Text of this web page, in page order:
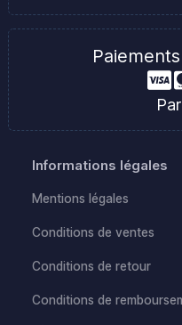
Informations légales
Mentions légales
Conditions de ventes
Conditions de retour
Conditions de